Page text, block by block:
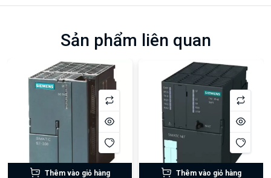
Sản phẩm liên quan
Thêm vào giỏ hàng Thêm vào giỏ hàng